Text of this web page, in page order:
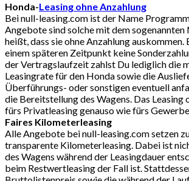
Honda-Leasing ohne Anzahlung
Bei null-leasing.com ist der Name
Angebote sind solche mit dem sogenannten
heißt, dass sie ohne Anzahlung auskommen.
einem späteren Zeitpunkt keine
der Vertragslaufzeit zahlst Du lediglich die
Leasingrate für den Honda sowie die
Überführungs- oder sonstigen eventuell
die Bereitstellung des Wagens. Das Leasing
fürs Privatleasing genauso wie fürs
Faires Kilometerleasing
Alle Angebote bei null-leasing.com setzen
transparente Kilometerleasing. Dabei ist
des Wagens während der Leasingdauer
beim Restwertleasing der Fall ist.